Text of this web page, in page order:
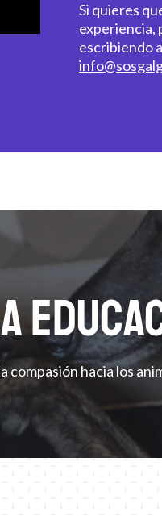
Si quieres
experiencia,
escribiendo
compasión hacia los